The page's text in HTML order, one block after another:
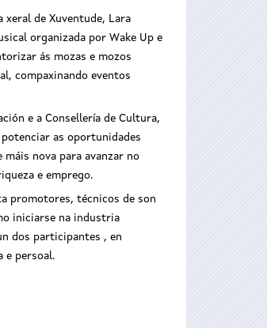
xeral de Xuventude, Lara
organizada por Wake Up e
ás mozas e mozos
compaxinando eventos
e a Consellería de Cultura,
as oportunidades
nova para avanzar no
e emprego.
promotores, técnicos de son
iniciarse na industria
dos participantes , en
e persoal.